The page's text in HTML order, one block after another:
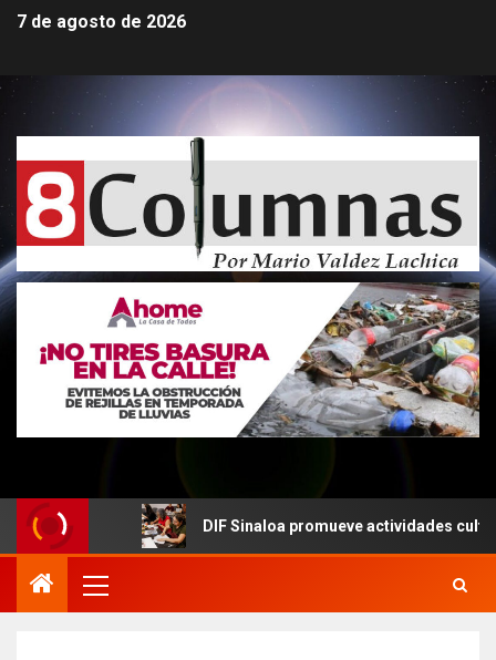
7 de agosto de 2026
DIF Sinaloa promueve actividades culturales en